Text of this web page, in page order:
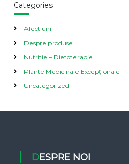
Categories
Afectiuni
Despre produse
Nutritie – Dietoterapie
Plante Medicinale Excepționale
Uncategorized
DESPRE NOI